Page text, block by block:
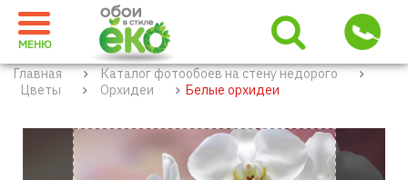
МЕНЮ
Главная
Каталог фотообоев на стену недорого
Цветы
Орхидеи Белые орхидеи